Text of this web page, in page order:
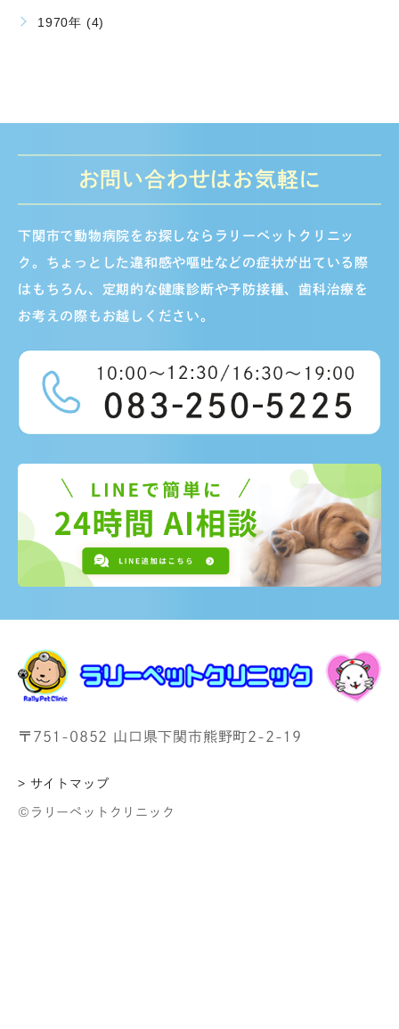
1970年 (4)
お問い合わせはお気軽に
下関市で動物病院をお探しならラリーペットクリニッ
ク。ちょっとした違和感や嘔吐などの症状が出ている際
はもちろん、定期的な健康診断や予防接種、歯科治療を
お考えの際もお越しください。
〒751-0852 山口県下関市熊野町2-2-19
> サイトマップ
©ラリーペットクリニック